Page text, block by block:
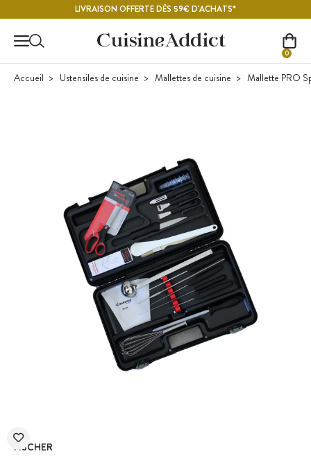
LIVRAISON OFFERTE DÈS 59€ D'ACHATS*
0
Accueil Ustensiles de cuisine Mallettes de cuisine Mallette PRO
FISCHER